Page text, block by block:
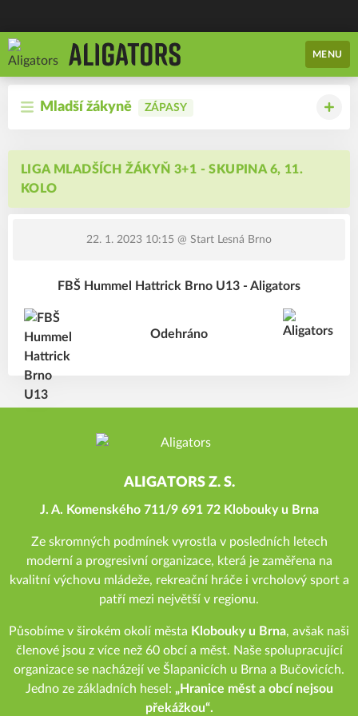
MENU
Mladší žákyně ZÁPASY
LIGA MLADŠÍCH ŽÁKYŇ 3+1 - SKUPINA 6, 11.
KOLO
22. 1. 2023 10:15 @ Start Lesná Brno
FBŠ Hummel Hattrick Brno U13 - Aligators
Odehráno
ALIGATORS Z. S.
J. A. Komenského 711/9 691 72 Klobouky u Brna
Ze skromných podmínek vyrostla v posledních letech
moderní a progresivní organizace, která je zaměřena na
kvalitní výchovu mládeže, rekreační hráče i vrcholový sport a
patří mezi největší v regionu.
Působíme v širokém okolí města Klobouky u Brna, avšak naši
členové jsou z více než 60 obcí a měst. Naše spolupracující
organizace se nacházejí ve Šlapanicích u Brna a Bučovicích.
Jedno ze základních hesel: „Hranice měst a obcí nejsou
překážkou“.